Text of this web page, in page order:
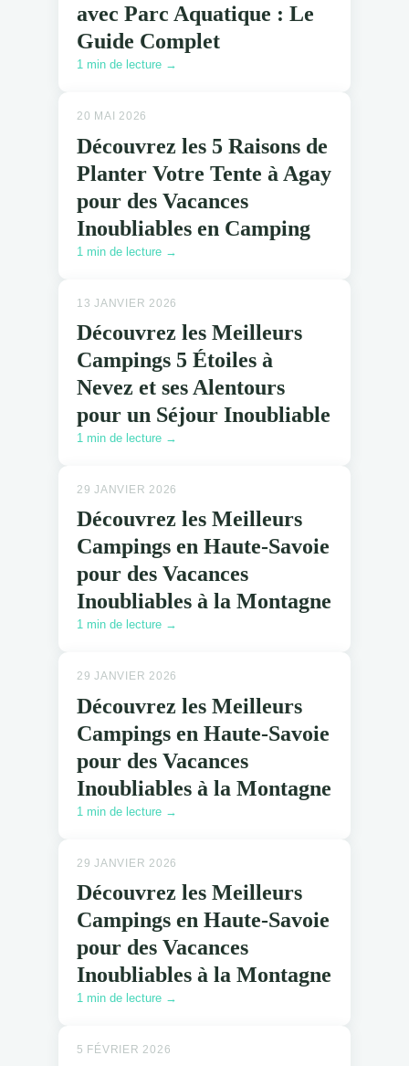
avec Parc Aquatique : Le
Guide Complet
1 min de lecture →
20 MAI 2026
Découvrez les 5 Raisons de
Planter Votre Tente à Agay
pour des Vacances
Inoubliables en Camping
1 min de lecture →
13 JANVIER 2026
Découvrez les Meilleurs
Campings 5 Étoiles à
Nevez et ses Alentours
pour un Séjour Inoubliable
1 min de lecture →
29 JANVIER 2026
Découvrez les Meilleurs
Campings en Haute-Savoie
pour des Vacances
Inoubliables à la Montagne
1 min de lecture →
29 JANVIER 2026
Découvrez les Meilleurs
Campings en Haute-Savoie
pour des Vacances
Inoubliables à la Montagne
1 min de lecture →
29 JANVIER 2026
Découvrez les Meilleurs
Campings en Haute-Savoie
pour des Vacances
Inoubliables à la Montagne
1 min de lecture →
5 FÉVRIER 2026